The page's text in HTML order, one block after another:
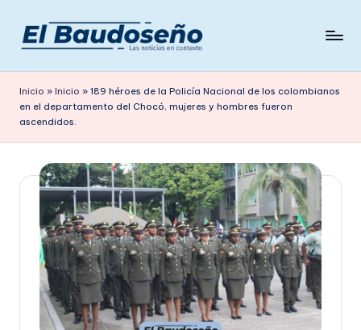
Saltar
contenido
e
ri
ó
d
en
contexto
Inicio » Inicio » 189 héroes de la Policía Nacional de los colombianos
en el departamento del Chocó, mujeres y hombres fueron
ascendidos.